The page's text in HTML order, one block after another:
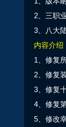
2、三职
3、八大
内容介绍
1、修复
2、修复
3、修复
4、修复
5、修改